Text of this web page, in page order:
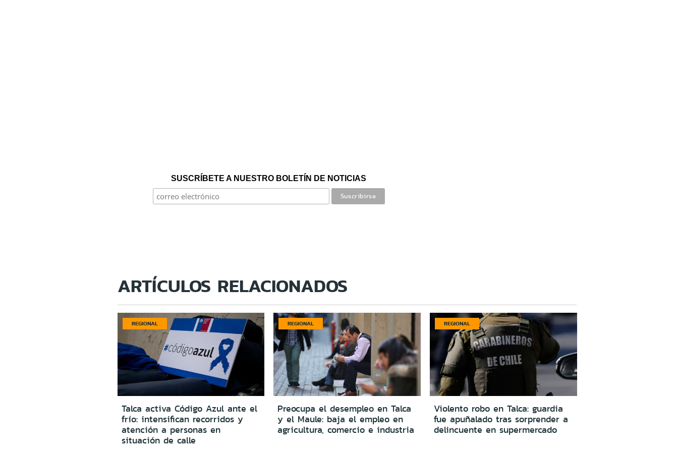
SUSCRÍBETE A NUESTRO BOLETÍN DE NOTICIAS
ARTÍCULOS RELACIONADOS
REGIONAL
Talca activa Código Azul ante el
frío: intensifican recorridos y
atención a personas en
situación de calle
REGIONAL
Preocupa el desempleo en Talca
y el Maule: baja el empleo en
agricultura, comercio e industria
REGIONAL
Violento robo en Talca: guardia
fue apuñalado tras sorprender a
delincuente en supermercado